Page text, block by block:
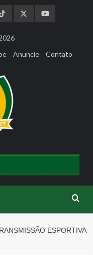
Anuncie Contato
ESPORTIVA